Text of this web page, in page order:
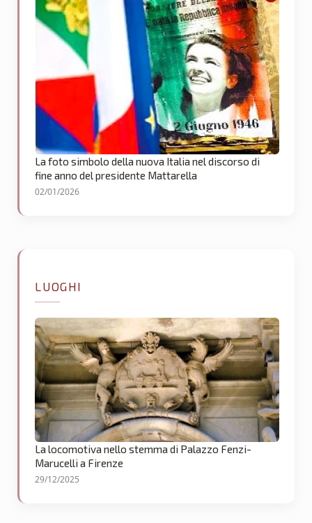
La foto simbolo della nuova Italia nel discorso di
fine anno del presidente Mattarella
02/01/2026
LUOGHI
La locomotiva nello stemma di Palazzo Fenzi-
Marucelli a Firenze
29/12/2025